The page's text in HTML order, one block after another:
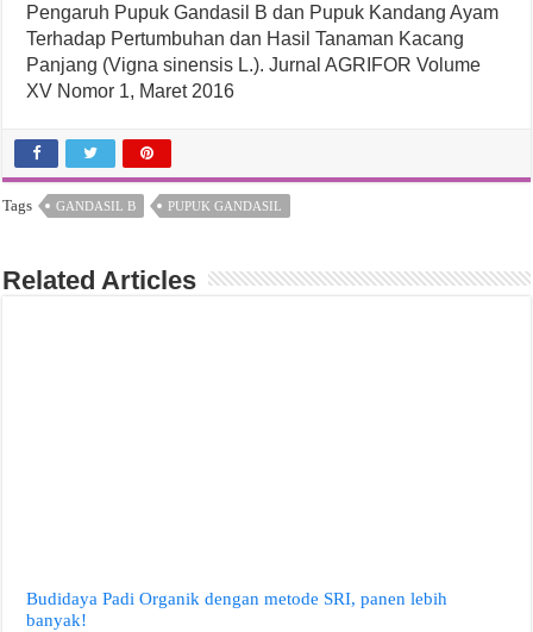
Pengaruh Pupuk Gandasil B dan Pupuk Kandang Ayam
Terhadap Pertumbuhan dan Hasil Tanaman Kacang
Panjang (Vigna sinensis L.). Jurnal AGRIFOR Volume
XV Nomor 1, Maret 2016
Tags GANDASIL B PUPUK GANDASIL
Related Articles
Budidaya Padi Organik dengan metode SRI, panen lebih
banyak!